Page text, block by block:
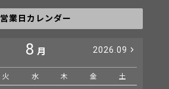
営業日カレンダー
8 月 2026.09
火 水 木 金 土